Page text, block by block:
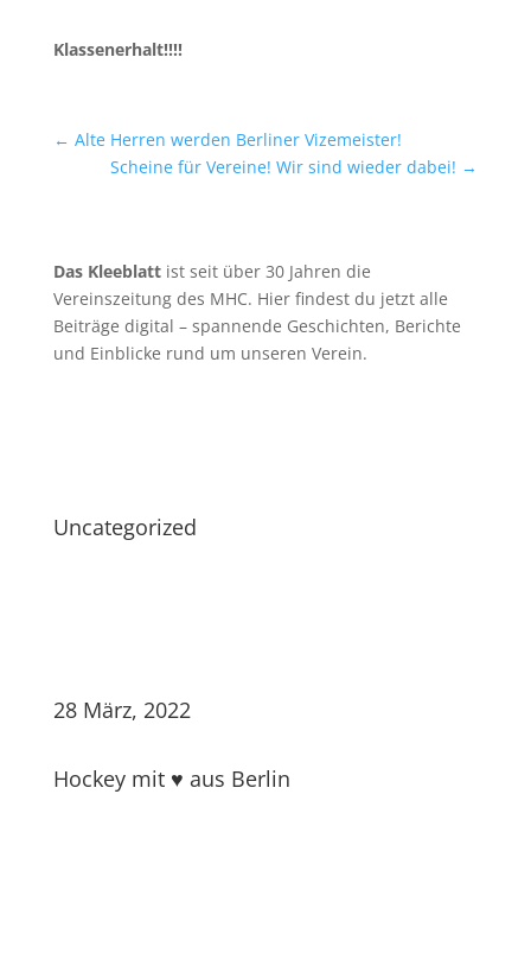
Klassenerhalt!!!!
← Alte Herren werden Berliner Vizemeister!
Scheine für Vereine! Wir sind wieder dabei! →
Das Kleeblattist seit über 30 Jahren die
Vereinszeitung des MHC. Hier findest du jetzt alle
Beiträge digital – spannende Geschichten, Berichte
und Einblicke rund um unseren Verein.
Uncategorized
28 März, 2022
Hockey mit ♥ aus Berlin